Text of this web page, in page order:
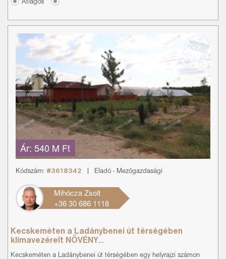
Átlagos
Ár: 540 M Ft
Kódszám: #3618342 Eladó - Mezőgazdasági
Mihócza Zsolt
+36 30 686 1118
Kecskeméten a Ladánybenei út térségében
klímavezérelt NÖVÉNY...
Kecskeméten a Ladánybenei út térségében egy helyrajzi számon